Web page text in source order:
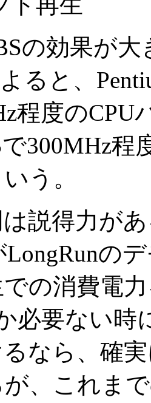
の効果が大
ると、
程度のCPU
300MHz程
う。
説得力が
LongRunの
の消費電
必要ない時
なら、確
、これま